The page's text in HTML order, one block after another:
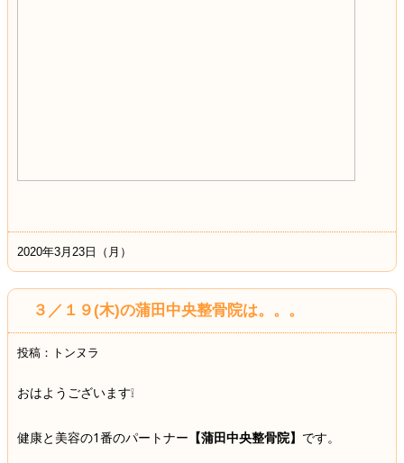
2020年3月23日（月）
３／１９(木)の蒲田中央整骨院は。。。
投稿：トンヌラ
おはようございます❕
健康と美容の1番のパートナー 【蒲田中央整骨院】 です。